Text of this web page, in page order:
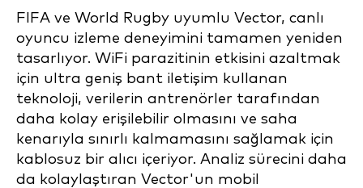
FIFA ve World Rugby uyumlu Vector, canlı
oyuncu izleme deneyimini tamamen yeniden
tasarlıyor. WiFi parazitinin etkisini azaltmak
için ultra geniş bant iletişim kullanan
teknoloji, verilerin antrenörler tarafından
daha kolay erişilebilir olmasını ve saha
kenarıyla sınırlı kalmamasını sağlamak için
kablosuz bir alıcı içeriyor. Analiz sürecini daha
da kolaylaştıran Vector'un mobil